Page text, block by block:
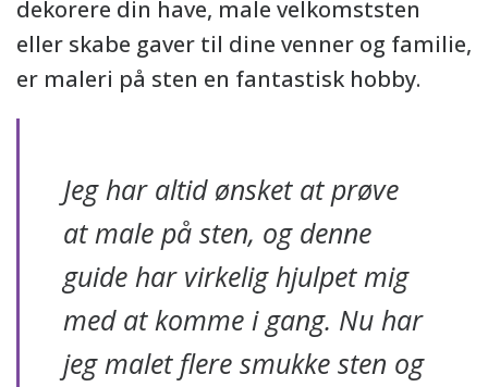
dekorere din have, male velkomststen
eller skabe gaver til dine venner og familie,
er maleri på sten en fantastisk hobby.
Jeg har altid ønsket at prøve
at male på sten, og denne
guide har virkelig hjulpet mig
med at komme i gang. Nu har
jeg malet flere smukke sten og